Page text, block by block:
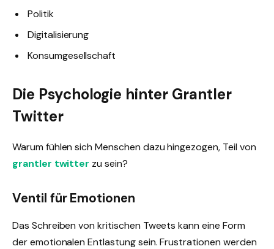
Politik
Digitalisierung
Konsumgesellschaft
Die Psychologie hinter Grantler
Twitter
Warum fühlen sich Menschen dazu hingezogen, Teil von
grantler twitter zu sein?
Ventil für Emotionen
Das Schreiben von kritischen Tweets kann eine Form
der emotionalen Entlastung sein. Frustrationen werden